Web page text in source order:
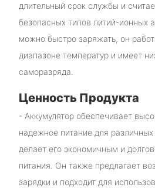
длительный срок службы и
безопасных типов литий-ионных
можно быстро заряжать, он
диапазоне температур и имеет
саморазряда.
Ценность Продукта
- Аккумулятор обеспечивает
надежное питание для
делает его экономичным и
питания. Он также предлагает
зарядки и подходит для